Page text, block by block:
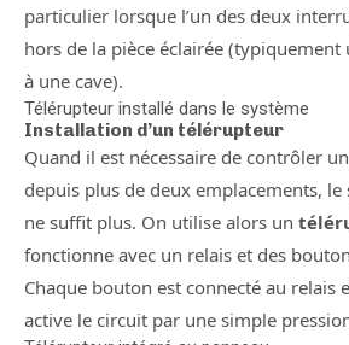
particulier lorsque l’un des deux
hors de la pièce éclairée (typiquement
à une cave).
Télérupteur installé dans le système
Installation d’un télérupteur
Quand il est nécessaire de contrôler
depuis plus de deux emplacements,
ne suffit plus. On utilise alors un
fonctionne avec un relais et des
Chaque bouton est connecté au relais
active le circuit par une simple